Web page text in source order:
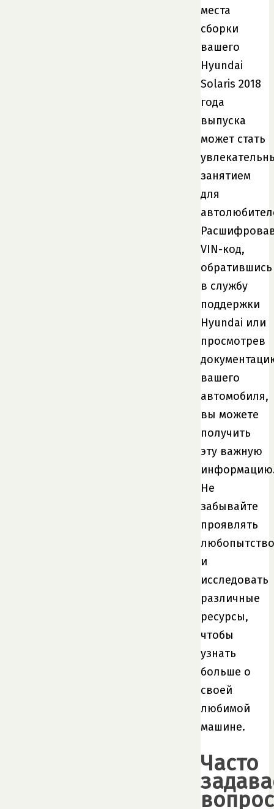
места
сборки
вашего
Hyundai
Solaris 2018
года
выпуска
может стать
занятием
для
VIN-код,
обратившись
в службу
поддержки
Hyundai или
просмотрев
вашего
автомобиля,
вы можете
получить
эту важную
Не
забывайте
проявлять
любопытство
и
исследовать
различные
ресурсы,
чтобы
узнать
больше о
своей
любимой
машине.
Часто